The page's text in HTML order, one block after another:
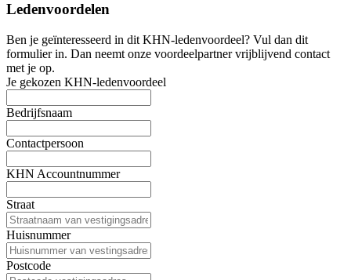
Ledenvoordelen
Ben je geïnteresseerd in dit KHN-ledenvoordeel? Vul dan dit
formulier in. Dan neemt onze voordeelpartner vrijblijvend contact
met je op.
Je gekozen KHN-ledenvoordeel
Bedrijfsnaam
Contactpersoon
KHN Accountnummer
Straat
Huisnummer
Postcode